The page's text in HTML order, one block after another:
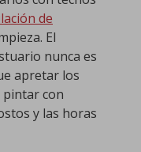
de
El
nunca es
apretar los
con
y las horas